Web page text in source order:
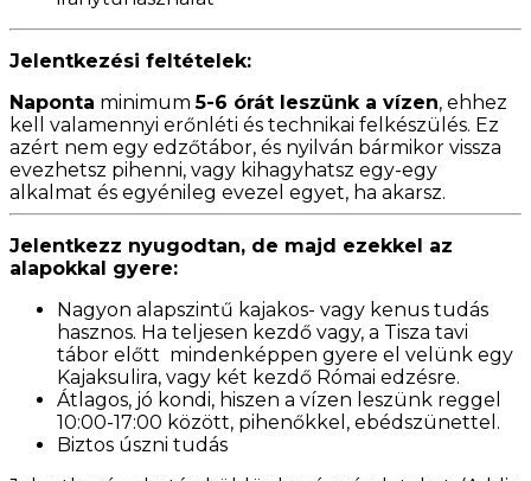
Jelentkezési feltételek:
Naponta minimum5-6 órát leszünk a vízen, ehhez
kell valamennyi erőnléti és technikai felkészülés. Ez
azért nem egy edzőtábor, és nyilván bármikor vissza
evezhetsz pihenni, vagy kihagyhatsz egy-egy
alkalmat és egyénileg evezel egyet, ha akarsz.
Jelentkezz nyugodtan, de majd ezekkel az
alapokkal gyere:
Nagyon alapszintű kajakos- vagy kenus tudás
hasznos. Ha teljesen kezdő vagy, a Tisza tavi
tábor előtt mindenképpen gyere el velünk egy
Kajaksulira, vagy két kezdő Római edzésre.
Átlagos, jó kondi, hiszen a vízen leszünk reggel
10:00-17:00 között, pihenőkkel, ebédszünettel.
Biztos úszni tudás